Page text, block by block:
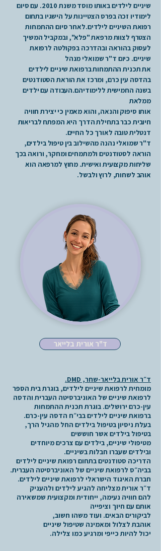
שיניים לילדים באותו מוסד משנת 2010. עם סיום
לימודיו זכה בפרס הצטיינות על הישגיו בתחום
רפואת השיניים לילדים.לאחר סיום ההתמחות
הצטרף לצוות מרפאת "פלא", ובמקביל המשיך
לעסוק בהוראה ובהדרכה בפקולטה לרפואת
שיניים. כיום ד"ר שמואלי מנהל
את תכנית ההתמחות ברפואת שיניים לילדים
בהדסה עין כרם, ומרכז את הוראת הסטודנטים
בשנה החמישית ללימודיהם.העבודה עם ילדים
ממלאת
אותו סיפוק והנאה, והוא מאמין כי יצירת חוויה
חיובית כבר בתחילת הדרך היא המפתח לבריאות
דנטלית טובה לאורך כל החיים.
ד"ר שמואלי נהנה מהשילוב בין טיפול בילדים,
הוראה לסטודנטים ולמתמחים ומחקר, ורואה בכך
שליחות מקצועית ואישית. מחוץ למרפאה הוא
אוהב לשחות, לרוץ ולבשל.
ד"ר אורית בלייאר
ד״ר אורית בלייאר-שחר, DMD.
מומחית לרפואת שיניים לילדים, בוגרת בית הספר
לרפואת שיניים של האוניברסיטה העברית והדסה
עין-כרם ירושלים. בוגרת תכנית ההתמחות
ברפואת שיניים לילדים בבי״ח הדסה עין-כרם.
בעלת ניסיון בטיפול בילדים החל מהגיל הרך,
בטיפול בילדים אשר חוששים
מטיפולי שיניים, בילדים עם צרכים מיוחדים
ובילדים שעברו חבלות בשיניים.
הדריכה סטודנטים בתחום רפואת שיניים לילדים
בביה״ס לרפואת שיניים של האוניברסיטה העברית.
חברת האיגוד הישראלי לרפואת שיניים לילדים.
ד״ר אורית מצליחה להגיע לילדים ולהעניק
להם חוויה נעימה, ייחודית ומקצועית שמשאירה
אותם עם חיוך וציפייה
לביקורים הבאים. ועוד משהו חשוב,
אוהבת לצלול ומאמינה שטיפול שיניים
יכול להיות כייפי ומרגיע כמו צלילה.